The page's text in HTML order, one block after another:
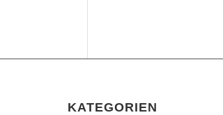
KATEGORIEN